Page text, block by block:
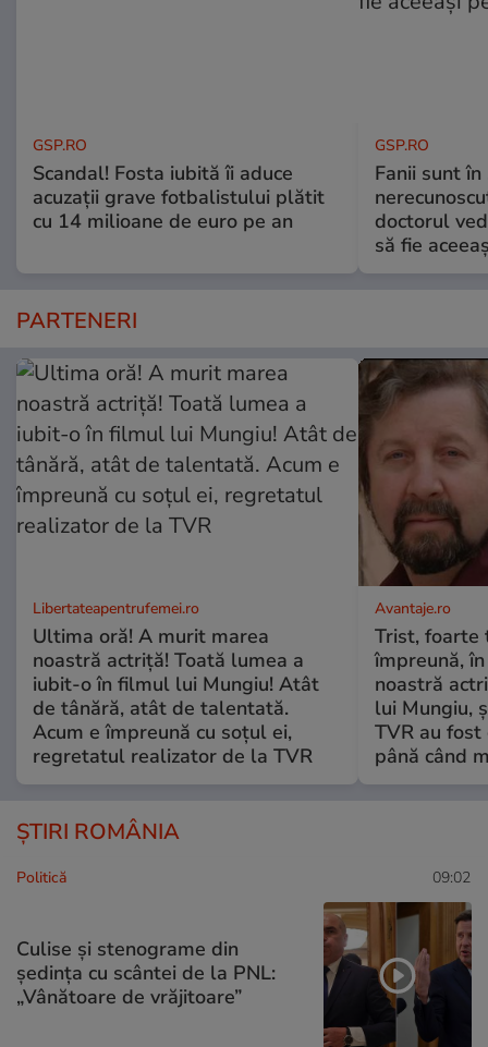
GSP.RO
Scandal! Fosta iubită îi aduce
acuzații grave fotbalistului plătit
cu 14 milioane de euro pe an
GSP.RO
Fanii sunt în
doctorul
să fie
PARTENERI
Libertateapentrufemei.ro
Ultima oră! A murit marea
noastră actriță! Toată lumea a
iubit-o în filmul lui Mungiu! Atât
de tânără, atât de talentată.
Acum e împreună cu soțul ei,
regretatul realizator de la TVR
Avantaje.ro
Trist, foarte
împreună,
noastră
lui Mungiu,
TVR au
până când
ȘTIRI ROMÂNIA
Politică 09:02
Culise și stenograme din
ședința cu scântei de la PNL:
„Vânătoare de vrăjitoare”